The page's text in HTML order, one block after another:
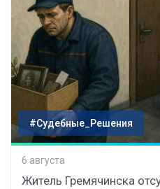
#Судебные_Решения
6 августа
Житель Гремячинска